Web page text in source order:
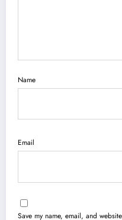
Name
Email
Save my name, email, and